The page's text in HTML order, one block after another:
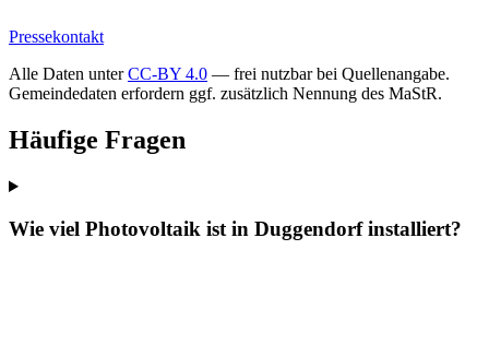
Pressekontakt
Alle Daten unterCC-BY 4.0 — frei nutzbar bei Quellenangabe.
Gemeindedaten erfordern ggf. zusätzlich Nennung des MaStR.
Häufige Fragen
Wie viel Photovoltaik ist in Duggendorf installiert?